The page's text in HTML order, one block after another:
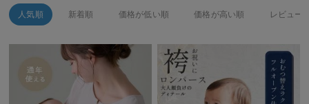
入院準備の持ち物チェック
人気順 新着順 価格が低い順 価格が高い順 レビュー